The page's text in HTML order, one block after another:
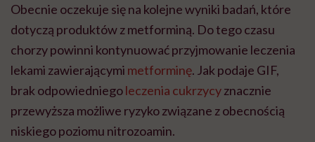
Obecnie oczekuje się na kolejne wyniki badań, które
dotyczą produktów z metforminą. Do tego czasu
chorzy powinni kontynuować przyjmowanie leczenia
lekami zawierającymi metforminę. Jak podaje GIF,
brak odpowiedniegoleczenia cukrzycyznacznie
przewyższa możliwe ryzyko związane z obecnością
niskiego poziomu nitrozoamin.